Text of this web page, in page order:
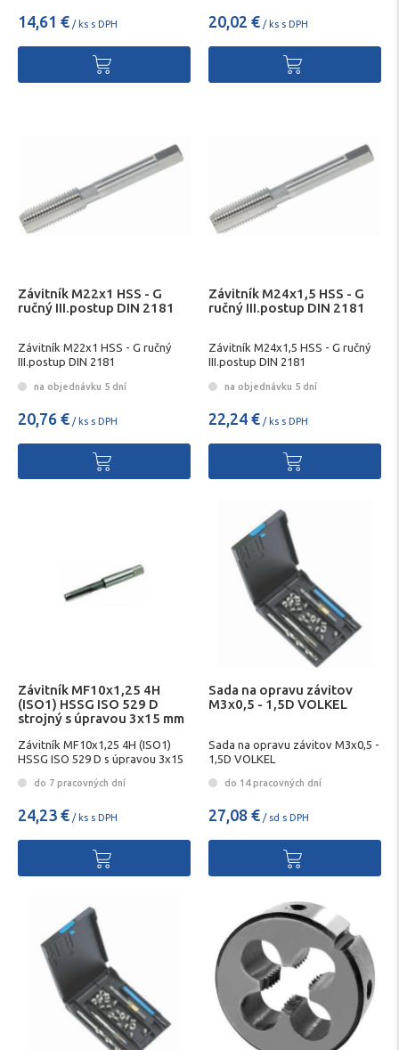
14,61 € / ks s DPH 20,02 € / ks s DPH
Závitník M22x1 HSS - G
ručný III.postup DIN 2181
Závitník M22x1 HSS - G ručný
III.postup DIN 2181
na objednávku 5 dní
20,76 € / ks s DPH
Závitník M24x1,5 HSS - G
ručný III.postup DIN 2181
Závitník M24x1,5 HSS - G ručný
III.postup DIN 2181
na objednávku 5 dní
22,24 € / ks s DPH
Závitník MF10x1,25 4H
(ISO1) HSSG ISO 529 D
strojný s úpravou 3x15 mm
Závitník MF10x1,25 4H (ISO1)
HSSG ISO 529 D s úpravou 3x15
do 7 pracovných dní
24,23 € / ks s DPH
Sada na opravu závitov
M3x0,5 - 1,5D VOLKEL
Sada na opravu závitov M3x0,5 -
1,5D VOLKEL
do 14 pracovných dní
27,08 € / sd s DPH